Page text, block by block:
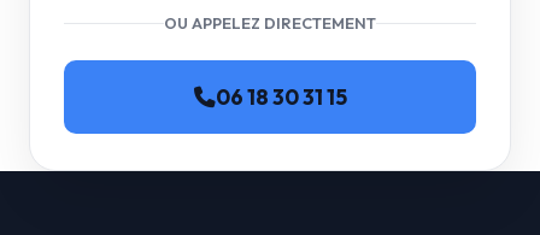
OU APPELEZ DIRECTEMENT
06 18 30 31 15